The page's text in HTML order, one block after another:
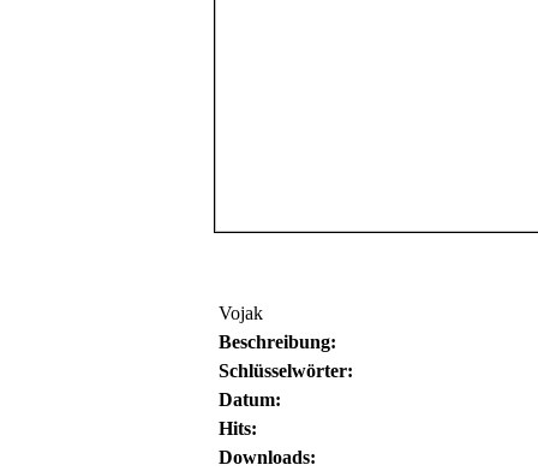
Vojak
Beschreibung:
Schlüsselwörter:
Datum:
Hits:
Downloads: